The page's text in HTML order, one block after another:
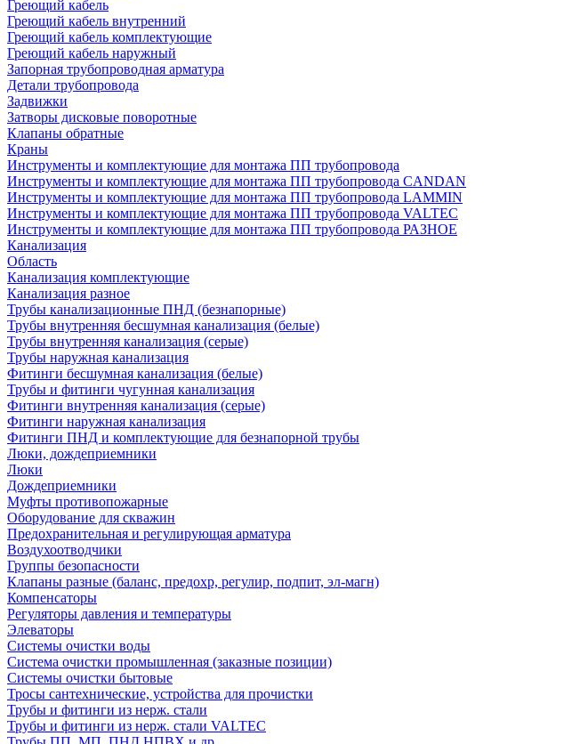
Греющий кабель
Греющий кабель внутренний
Греющий кабель комплектующие
Греющий кабель наружный
Запорная трубопроводная арматура
Детали трубопровода
Задвижки
Затворы дисковые поворотные
Клапаны обратные
Краны
Инструменты и комплектующие для монтажа ПП трубопровода
Инструменты и комплектующие для монтажа ПП трубопровода CANDAN
Инструменты и комплектующие для монтажа ПП трубопровода LAMMIN
Инструменты и комплектующие для монтажа ПП трубопровода VALTEC
Инструменты и комплектующие для монтажа ПП трубопровода РАЗНОЕ
Канализация
Область
Канализация комплектующие
Канализация разное
Трубы канализационные ПНД (безнапорные)
Трубы внутренняя бесшумная канализация (белые)
Трубы внутренняя канализация (серые)
Трубы наружная канализация
Фитинги бесшумная канализация (белые)
Трубы и фитинги чугунная канализация
Фитинги внутренняя канализация (серые)
Фитинги наружная канализация
Фитинги ПНД и комплектующие для безнапорной трубы
Люки, дождеприемники
Люки
Дождеприемники
Муфты противопожарные
Оборудование для скважин
Предохранительная и регулирующая арматура
Воздухоотводчики
Группы безопасности
Клапаны разные (баланс, предохр, регулир, подпит, эл-магн)
Компенсаторы
Регуляторы давления и температуры
Элеваторы
Системы очистки воды
Система очистки промышленная (заказные позиции)
Системы очистки бытовые
Тросы сантехнические, устройства для прочистки
Трубы и фитинги из нерж. стали
Трубы и фитинги из нерж. стали VALTEC